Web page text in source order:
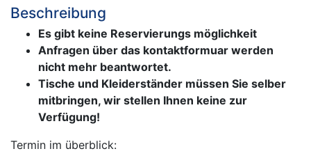
Beschreibung
Es gibt keine Reservierungs möglichkeit
Anfragen über das kontaktformuar werden
nicht mehr beantwortet.
Tische und Kleiderständer müssen Sie selber
mitbringen, wir stellen Ihnen keine zur
Verfügung!
Termin im überblick: